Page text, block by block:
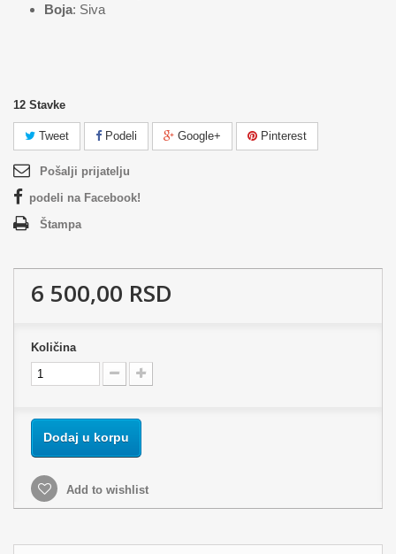
Boja: Siva
12 Stavke
Tweet Podeli Google+ Pinterest
Pošalji prijatelju
podeli na Facebook!
Štampa
6 500,00 RSD
Količina
Dodaj u korpu
Add to wishlist